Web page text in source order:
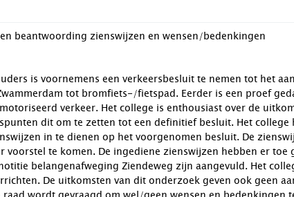
beantwoording zienswijzen en wensen/bedenkingen
is voornemens een verkeersbesluit te nemen tot het
tot bromfiets-/fietspad. Eerder is een proef
verkeer. Het college is enthousiast over de
dit om te zetten tot een definitief besluit. Het college
in te dienen op het voorgenomen besluit. De
voorstel te komen. De ingediene zienswijzen hebben er toe
belangenafweging Ziendeweg zijn aangevuld. Het
De uitkomsten van dit onderzoek geven ook geen